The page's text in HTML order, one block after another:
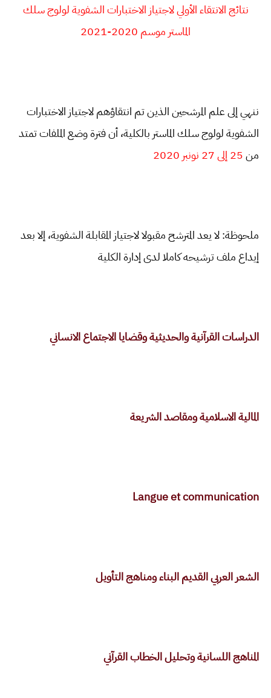
نتائج الانتقاء الأولي لاجتياز الاختبارات الشفوية لولوج سلك
الماستر موسم 2020-2021
ننهي إلى علم المرشحين الذين تم انتقاؤهم لاجتياز الاختبارات
الشفوية لولوج سلك الماستر بالكلية، أن فترة وضع الملفات تمتد
من25 إلى 27 نونبر 2020
ملحوظة: لا يعد المترشح مقبولا لاجتياز المقابلة الشفوية، إلا بعد
إيداع ملف ترشيحه كاملا لدى إدارة الكلية
الدراسات القرآنية والحديثية وقضايا الاجتماع الانساني
المالية الاسلامية ومقاصد الشريعة
Langue et communication
الشعر العربي القديم البناء ومناهج التأويل
المناهج اللسانية وتحليل الخطاب القرآني